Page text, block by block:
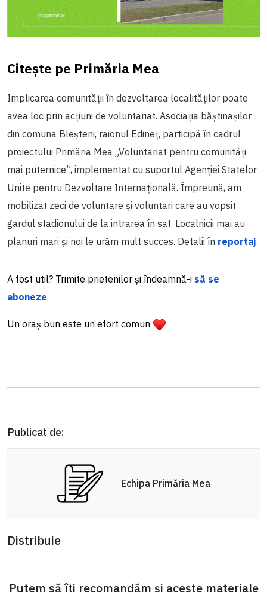
Citește pe Primăria Mea
Implicarea comunității în dezvoltarea localităților poate
avea loc prin acțiuni de voluntariat. Asociația băștinașilor
din comuna Bleșteni, raionul Edineț, participă în cadrul
proiectului Primăria Mea „Voluntariat pentru comunități
mai puternice”, implementat cu suportul Agenției Statelor
Unite pentru Dezvoltare Internațională. Împreună, am
mobilizat zeci de voluntare și voluntari care au vopsit
gardul stadionului de la intrarea în sat. Localnicii mai au
planuri mari și noi le urăm mult succes. Detalii în reportaj.
A fost util? Trimite prietenilor și îndeamnă-i să se
aboneze.
Un oraș bun este un efort comun
Publicat de:
Echipa Primăria Mea
Distribuie
Putem să îți recomandăm și aceste materiale